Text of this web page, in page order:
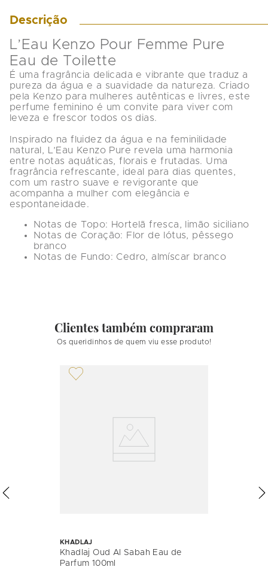
Descrição
L’Eau Kenzo Pour Femme Pure
Eau de Toilette
É uma fragrância delicada e vibrante que traduz a
pureza da água e a suavidade da natureza. Criado
pela Kenzo para mulheres autênticas e livres, este
perfume feminino é um convite para viver com
leveza e frescor todos os dias.
Inspirado na fluidez da água e na feminilidade
natural, L’Eau Kenzo Pure revela uma harmonia
entre notas aquáticas, florais e frutadas. Uma
fragrância refrescante, ideal para dias quentes,
com um rastro suave e revigorante que
acompanha a mulher com elegância e
espontaneidade.
Notas de Topo: Hortelã fresca, limão siciliano
Notas de Coração: Flor de lótus, pêssego
branco
Notas de Fundo: Cedro, almíscar branco
Clientes também compraram
Os queridinhos de quem viu esse produto!
KHADLAJ
Khadlaj Oud Al Sabah Eau de
Parfum 100ml